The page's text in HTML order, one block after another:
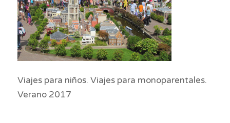
Viajes para niños. Viajes para monoparentales.
Verano 2017